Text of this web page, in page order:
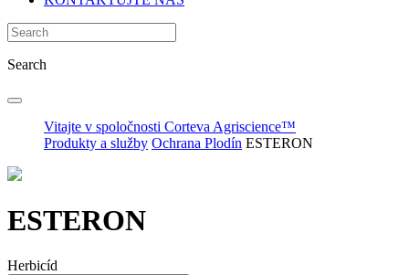
Search
Vitajte v spoločnosti Corteva Agriscience™
Produkty a služby Ochrana Plodín ESTERON
ESTERON
Herbicíd